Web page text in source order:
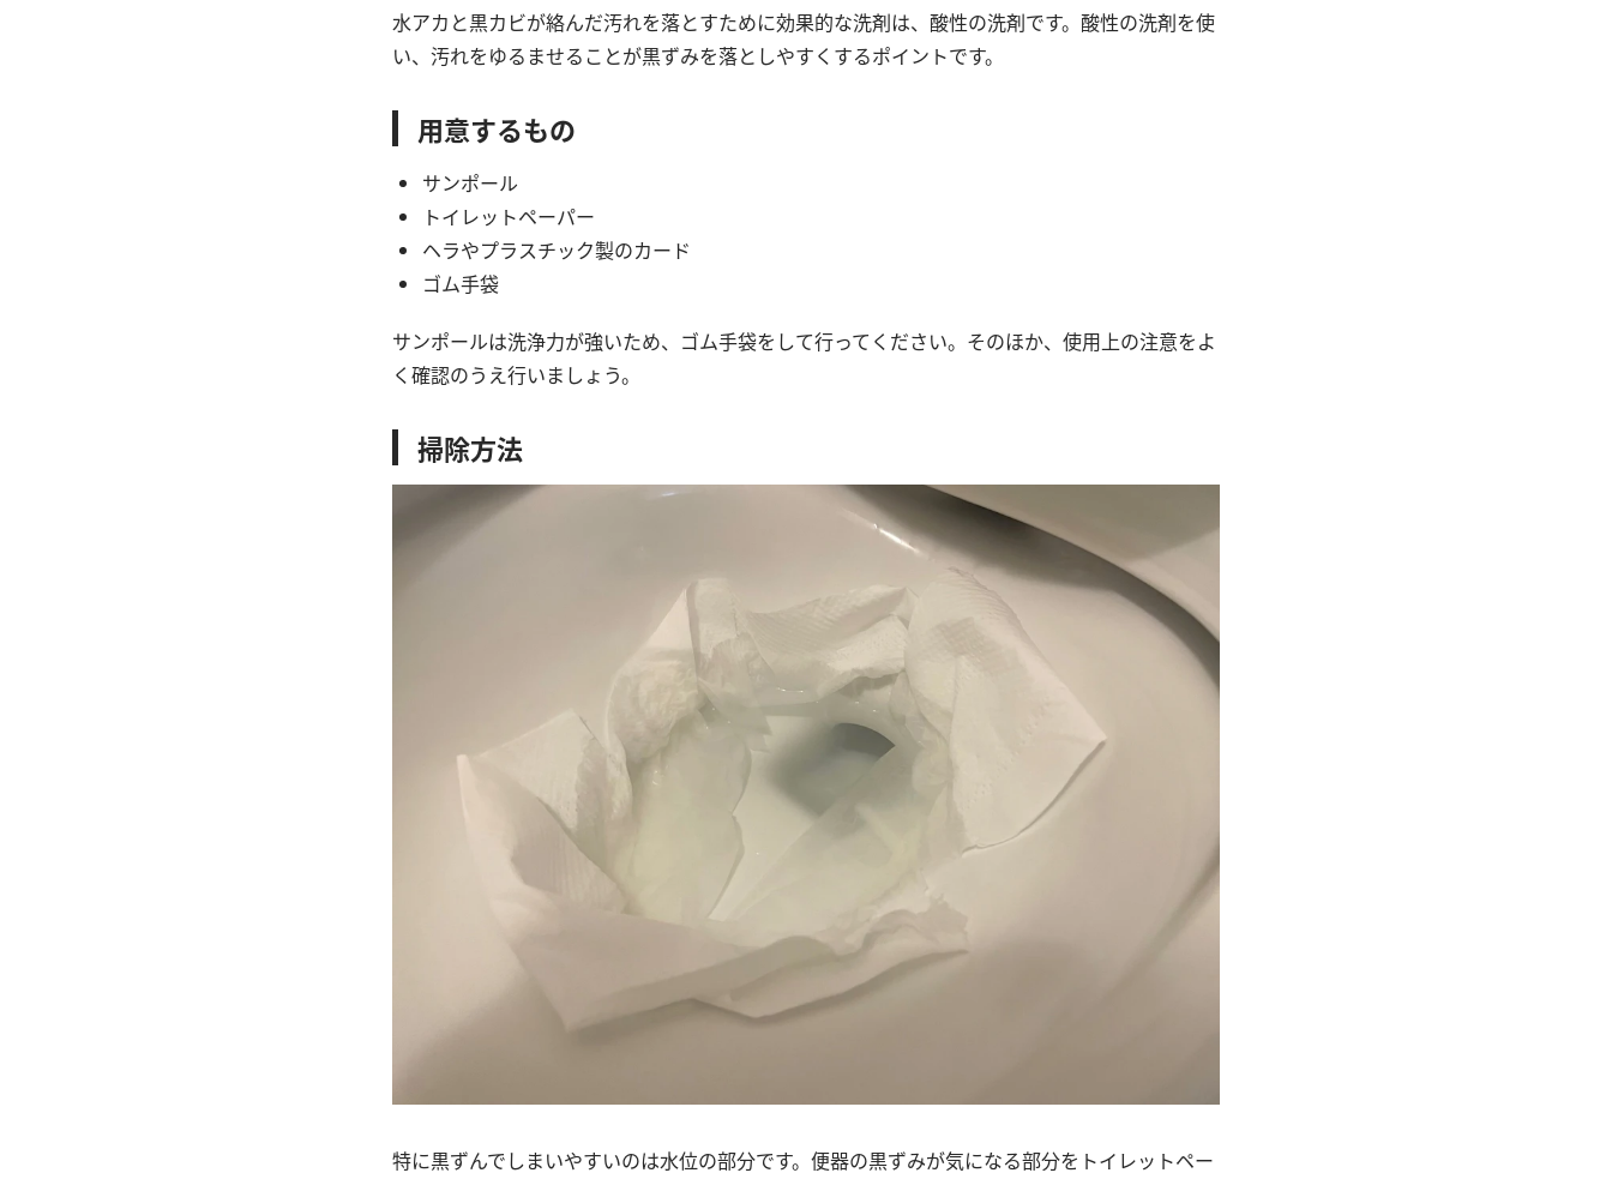
水アカと黒カビが絡んだ汚れを落とすために効果的な洗剤は、酸性の洗剤です。酸性の洗剤を使
い、汚れをゆるませることが黒ずみを落としやすくするポイントです。
用意するもの
サンポール
トイレットペーパー
ヘラやプラスチック製のカード
ゴム手袋
サンポールは洗浄力が強いため、ゴム手袋をして行ってください。そのほか、使用上の注意をよ
く確認のうえ行いましょう。
掃除方法
特に黒ずんでしまいやすいのは水位の部分です。便器の黒ずみが気になる部分をトイレットペー